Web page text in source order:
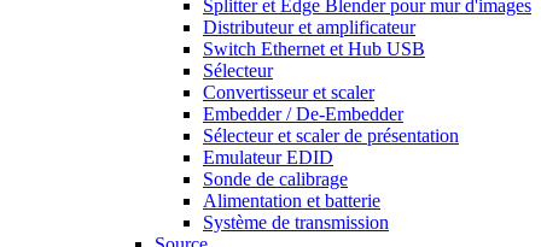
Splitter et Edge Blender pour mur d'images
Distributeur et amplificateur
Switch Ethernet et Hub USB
Sélecteur
Convertisseur et scaler
Embedder / De-Embedder
Sélecteur et scaler de présentation
Emulateur EDID
Sonde de calibrage
Alimentation et batterie
Système de transmission